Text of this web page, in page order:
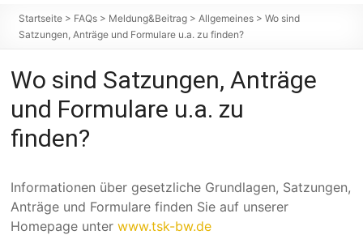
Baden-
Württemberg
Startseite > FAQs > Meldung&Beitrag >Allgemeines >Wo sind
Satzungen, Anträge und Formulare u.a. zu finden?
Wo sind Satzungen, Anträge
und Formulare u.a. zu
finden?
Informationen über gesetzliche Grundlagen, Satzungen,
Anträge und Formulare finden Sie auf unserer
Homepage unterwww.tsk-bw.de